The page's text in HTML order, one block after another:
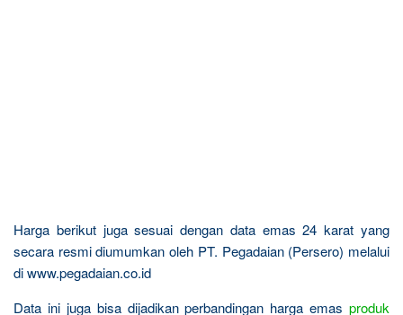
Harga berikut juga sesuai dengan data emas 24 karat yang
secara resmi diumumkan oleh PT. Pegadaian (Persero) melalui
di www.pegadaian.co.id
Data ini juga bisa dijadikan perbandingan harga emas produk